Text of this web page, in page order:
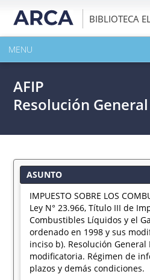
BIBLIOTECA
MENU
EXPANDIR TODO EL CONTENIDO DE
AFIP
Resolución
ASUNTO
IMPUESTO SOBRE LOS
Ley N° 23.966, Título III de
Combustibles Líquidos y el
ordenado en 1998 y sus
inciso b). Resolución General
modificatoria. Régimen de
plazos y demás condiciones.